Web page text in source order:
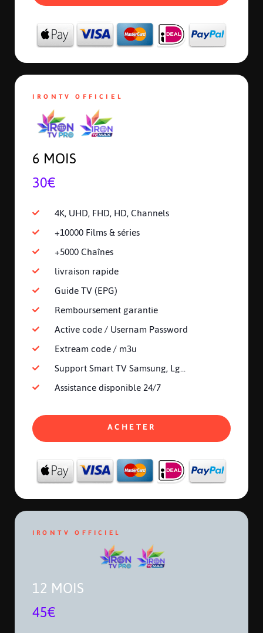
IRONTV OFFICIEL
6 MOIS
30€
4K, UHD, FHD, HD, Channels
+10000 Films & séries
+5000 Chaînes
livraison rapide
Guide TV (EPG)
Remboursement garantie
Active code / Usernam Password
Extream code / m3u
Support Smart TV Samsung, Lg...
Assistance disponible 24/7
ACHETER
IRONTV OFFICIEL
12 MOIS
45€